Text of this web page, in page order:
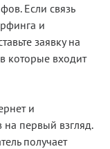
Если связь
и
заявку на
которые входит
и
первый взгляд.
получает